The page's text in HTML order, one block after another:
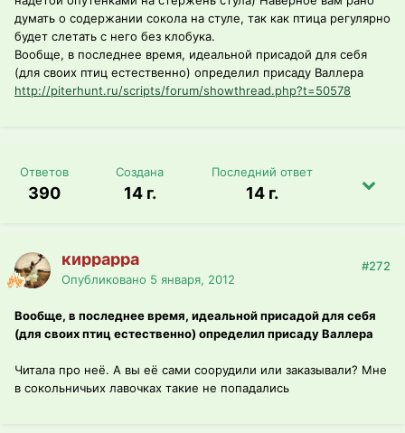
думать о содержании сокола на стуле, так как птица регулярно
будет слетать с него без клобука.
Вообще, в последнее время, идеальной присадой для себя
(для своих птиц естественно) определил присаду Валлера
http://piterhunt.ru/scripts/forum/showthread.php?t=50578
Ответов
390
Создана
14 г.
Последний ответ
14 г.
киррарра
Опубликовано 5 января, 2012
#272
Вообще, в последнее время, идеальной присадой для себя
(для своих птиц естественно) определил присаду Валлера
Читала про неё. А вы её сами соорудили или заказывали? Мне
в сокольничьих лавочках такие не попадались